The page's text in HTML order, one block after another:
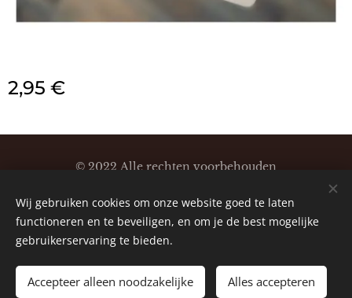
2,95 €
TOEVOEGEN AAN DE WINKELWAGEN
© 2022 Alle rechten voorbehouden
Cookies
Wij gebruiken cookies om onze website goed te laten
functioneren en te beveiligen, en om je de best mogelijke
gebruikerservaring te bieden.
Accepteer alleen noodzakelijke Alles accepteren